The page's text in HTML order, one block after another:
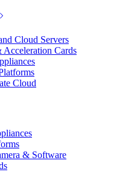
Cloud Servers
Cards
Cloud
& Software